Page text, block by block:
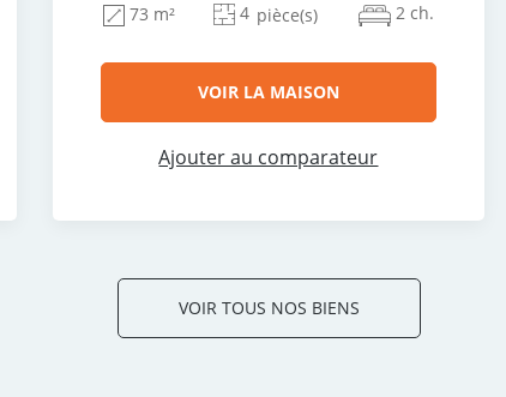
73 m² 4 pièce(s) 2 ch.
VOIR LA MAISON
Ajouter au comparateur
VOIR TOUS NOS BIENS